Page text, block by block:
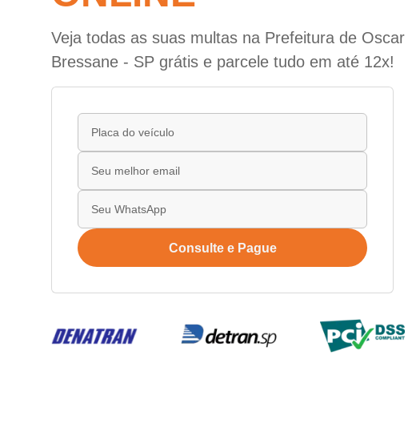
Veja todas as suas multas na Prefeitura de Oscar
Bressane - SP grátis e parcele tudo em até 12x!
Consulte e Pague